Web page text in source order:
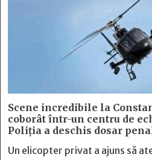
Scene incredibile la
coborât într-un centru de
Poliția a deschis dosar
Un elicopter privat a ajuns să